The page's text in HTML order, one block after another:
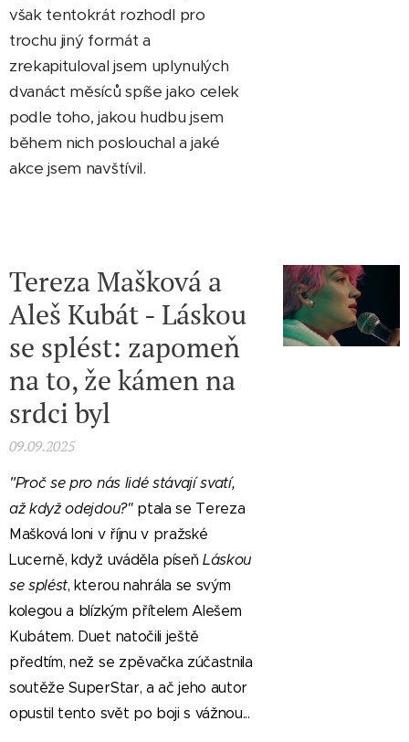
však tentokrát rozhodl pro
trochu jiný formát a
zrekapituloval jsem uplynulých
dvanáct měsíců spíše jako celek
podle toho, jakou hudbu jsem
během nich poslouchal a jaké
akce jsem navštívil.
Tereza Mašková a
Aleš Kubát - Láskou
se splést: zapomeň
na to, že kámen na
srdci byl
09.09.2025
"Proč se pro nás lidé stávají svatí,
až když odejdou?"ptala se Tereza
Mašková loni v říjnu v pražské
Lucerně, když uváděla píseňLáskou
se splést, kterou nahrála se svým
kolegou a blízkým přítelem Alešem
Kubátem. Duet natočili ještě
předtím, než se zpěvačka zúčastnila
soutěže SuperStar, a ač jeho autor
opustil tento svět po boji s vážnou...